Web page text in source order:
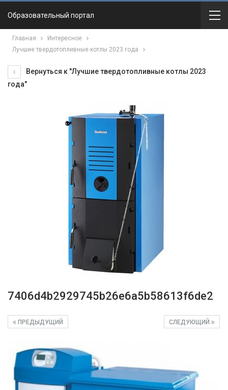
Образовательный портал
Главная
Интересное
Лучшие твердотопливные котлы 2023 года
Вернуться к "Лучшие твердотопливные котлы 2023
года"
7406d4b2929745b26e6a5b58613f6de2
СЛЕДУЮЩИЙ
ПРЕДЫДУЩИЙ